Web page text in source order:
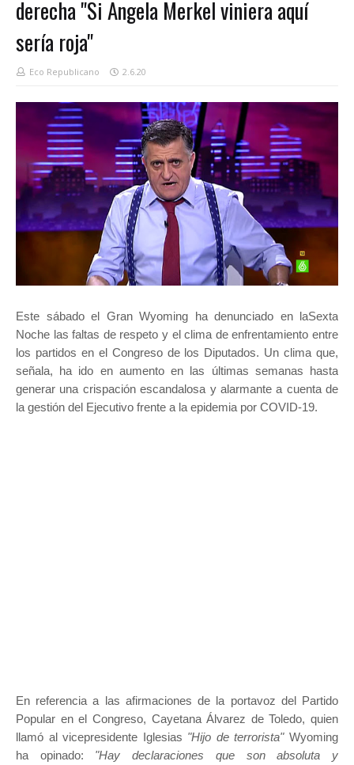
derecha "Si Angela Merkel viniera aquí
sería roja"
Eco Republicano 2.6.20
Este sábado el Gran Wyoming ha denunciado en laSexta
Noche las faltas de respeto y el clima de enfrentamiento entre
los partidos en el Congreso de los Diputados. Un clima que,
señala, ha ido en aumento en las últimas semanas hasta
generar una crispación escandalosa y alarmante a cuenta de
la gestión del Ejecutivo frente a la epidemia por COVID-19.
En referencia a las afirmaciones de la portavoz del Partido
Popular en el Congreso, Cayetana Álvarez de Toledo, quien
llamó al vicepresidente Iglesias "Hijo de terrorista"Wyoming
ha opinado: "Hay declaraciones que son absoluta y